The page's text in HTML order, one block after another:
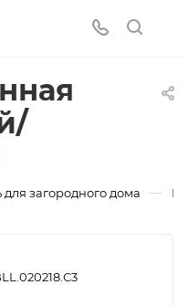
загородного дома —